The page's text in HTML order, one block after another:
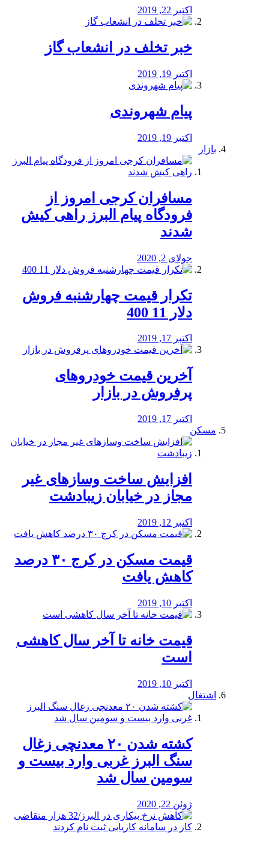
اکتبر 22, 2019
خبر تخلف در انشعاب گاز
اکتبر 19, 2019
پیام شهروندی
اکتبر 19, 2019
بازار
مسافران کرجی امروز از
فرودگاه پیام البرز راهی کیش
شدند
جولای 2, 2020
تکرار قیمت چهارشنبه فروش
دلار 11 400
اکتبر 17, 2019
آخرین قیمت خودرو‌های
پرفروش در بازار
اکتبر 17, 2019
مسکن
افزایش ساخت وسازهای غیر
مجاز در خیابان زیبادشت
اکتبر 12, 2019
️قیمت مسکن در کرج ۳۰ درصد
کاهش یافت
اکتبر 10, 2019
قیمت خانه تا آخر سال کاهشی
است
اکتبر 10, 2019
اشتغال
کشته شدن ۲۰ معدنچی زغال
سنگ البرز غربی وارد بیست و
سومین سال شد
ژوئن 22, 2020